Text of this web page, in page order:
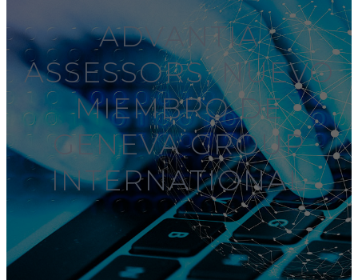
ADVANTIA
ASSESSORS, NUEVO
MIEMBRO DE
GENEVA GROUP
INTERNATIONAL